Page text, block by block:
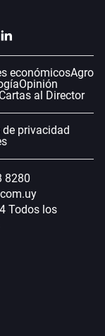
económicosAgro
Opinión
al Director
privacidad
8280
Todos los